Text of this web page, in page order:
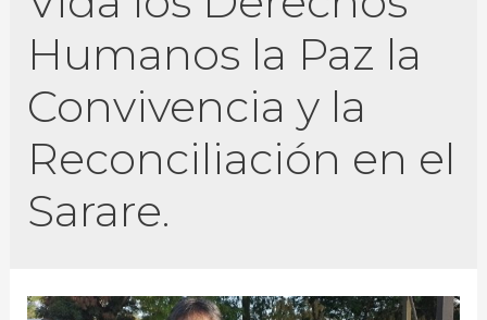
Humanos la Paz la
Convivencia y la
Reconciliación en el
Sarare.